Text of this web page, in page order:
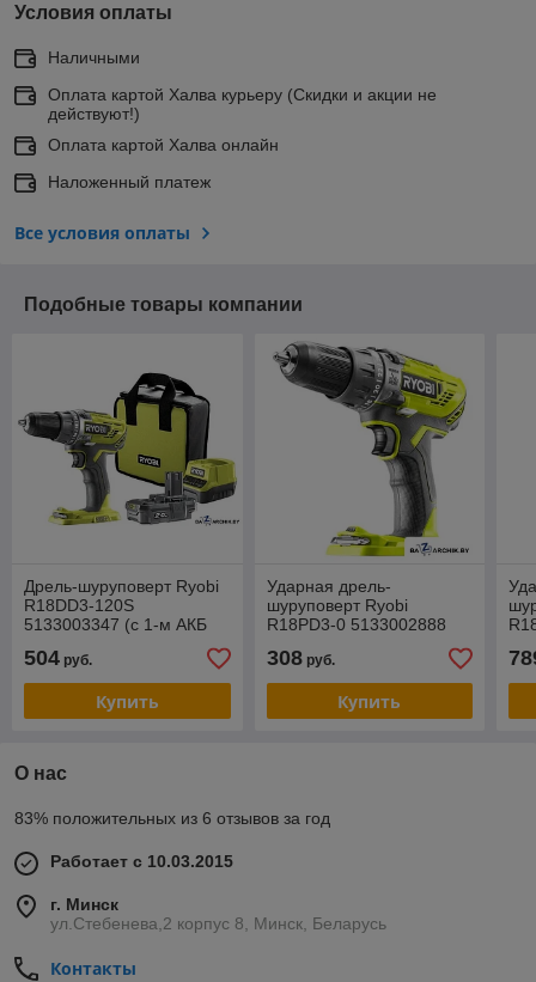
Условия оплаты
Наличными
Оплата картой Халва курьеру (Скидки и акции не
действуют!)
Оплата картой Халва онлайн
Наложенный платеж
Все условия оплаты
Подобные товары компании
Дрель-шуруповерт Ryobi
R18DD3-120S
5133003347 (с 1-м АКБ
504 руб.
Купить
Ударная дрель-
шуруповерт Ryobi
R18PD3-0 5133002888
308руб.
Купить
О нас
83% положительных из 6 отзывов за год
Работает с 10.03.2015
г. Минск
ул.Стебенева,2 корпус 8, Минск, Беларусь
Контакты